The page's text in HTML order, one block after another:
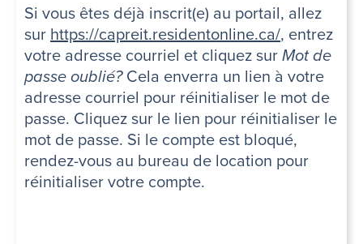
Si vous êtes déjà inscrit(e) au portail, allez
surhttps://capreit.residentonline.ca/, entrez
votre adresse courriel et cliquez surMot de
passe oublié?Cela enverra un lien à votre
adresse courriel pour réinitialiser le mot de
passe. Cliquez sur le lien pour réinitialiser le
mot de passe. Si le compte est bloqué,
rendez-vous au bureau de location pour
réinitialiser votre compte.